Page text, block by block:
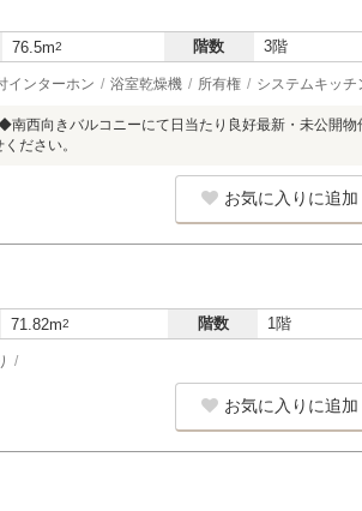
76.5m2 階数 3階
インターホン 浴室乾燥機 所有権 システムキッチ
西向きバルコニーにて日当たり良好最新・未公開
ださい。
お気に入りに追加
71.82m2 階数 1階
お気に入りに追加